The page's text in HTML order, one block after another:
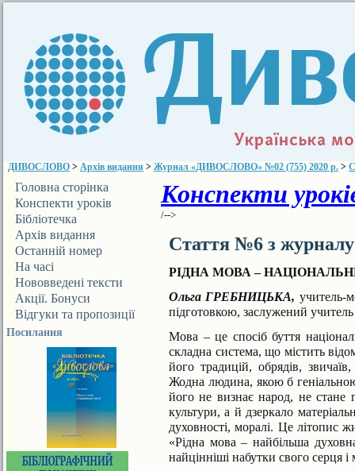
ДИВОСЛОВО > Архів видання > Журнал «ДИВОСЛОВО» №02 (755) 2020 р. >
Головна сторінка
Конспекти уроків
Бібліотечка
ДИВОСЛОВА
Архів видання
Останній номер
На часі
Нововведені тексти
Акції. Бонуси
Відгуки та пропозиції
Посилання
Конспекти
/-->
Стаття №6 з
РІДНА МОВА –
Ольга ГРЕБНИЦЬКА, учитель-
підготовкою, заслужений
Мова – це спосіб буття
складна система, що містить
його традицій, обрядів,
Жодна людина, якою б
його не визнає народ, не
культури, а й дзеркало
духовності, моралі. Це літопис
«Рідна мова – найбільша
найцінніші набутки свого серця і